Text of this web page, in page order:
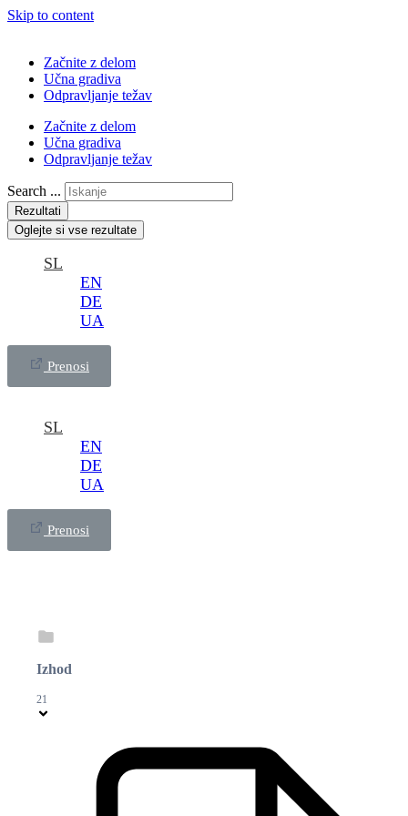
Skip to content
Začnite z delom
Učna gradiva
Odpravljanje težav
Začnite z delom
Učna gradiva
Odpravljanje težav
Search ...
Rezultati
Oglejte si vse rezultate
SL
EN
DE
UA
Prenosi
SL
EN
DE
UA
Prenosi
Izhod
21